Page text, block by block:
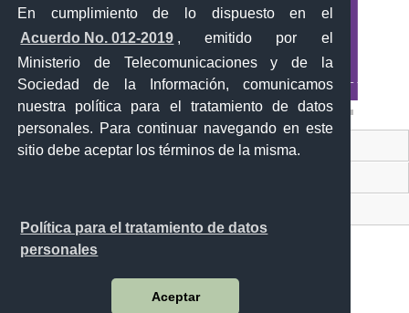
En cumplimiento de lo dispuesto en el
Acuerdo No. 012-2019 , emitido por el
Ministerio de Telecomunicaciones y de la
Sociedad de la Información, comunicamos
nuestra política para el tratamiento de datos
personales. Para continuar navegando en este
sitio debe aceptar los términos de la misma.
Política para el tratamiento de datos
personales
Aceptar
Contacto Ciudadano Digital
Av. Manuel Córdova Galarza y Alborada (Pusuqui)